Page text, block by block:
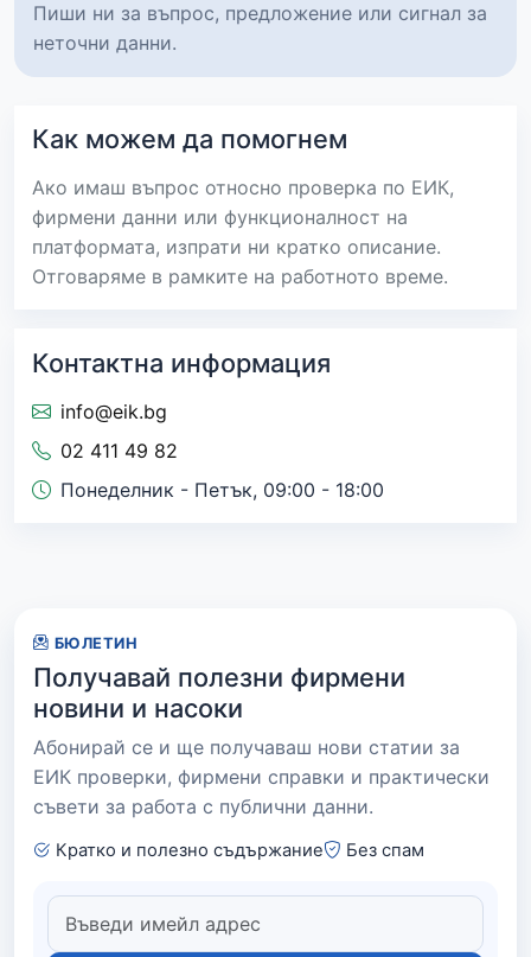
Пиши ни за въпрос, предложение или сигнал за
неточни данни.
Как можем да помогнем
Ако имаш въпрос относно проверка по ЕИК,
фирмени данни или функционалност на
платформата, изпрати ни кратко описание.
Отговаряме в рамките на работното време.
Контактна информация
info@eik.bg
02 411 49 82
Понеделник - Петък, 09:00 - 18:00
БЮЛЕТИН
Получавай полезни фирмени
новини и насоки
Абонирай се и ще получаваш нови статии за
ЕИК проверки, фирмени справки и практически
съвети за работа с публични данни.
Кратко и полезно съдържание Без спам